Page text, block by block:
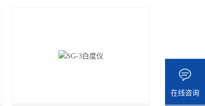
在线咨询